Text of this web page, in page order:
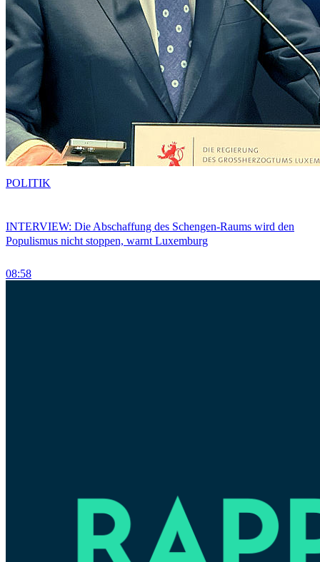
INTERVIEW: Die Abschaffung des Schengen-Raums wird den
Populismus nicht stoppen, warnt Luxemburg
08:58
POLITIK